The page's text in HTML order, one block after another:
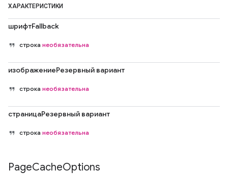
ХАРАКТЕРИСТИКИ
шрифтFallback
строка необязательна
изображениеРезервный вариант
строка необязательна
страницаРезервный вариант
строка необязательна
PageCacheOptions